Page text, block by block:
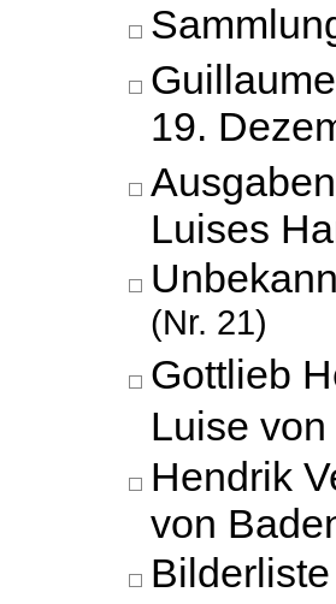
19.
Luises
(Nr. 21)
Gottlieb
Luise von
Hendrik
von
Bilderliste